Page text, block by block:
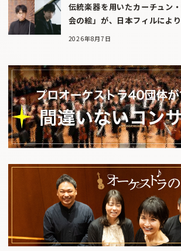
伝統楽器を用いたカーチュン
会の絵」が、日本フィルによ
2026年8月7日